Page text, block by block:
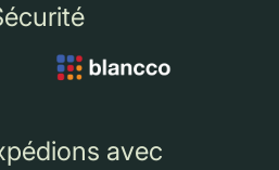
avec